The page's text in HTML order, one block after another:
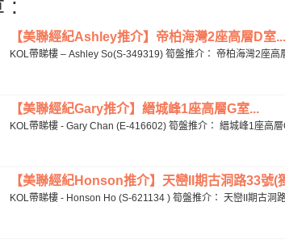
:
【美聯經紀Ashley推介】帝柏海灣2座高層D室...
KOL帶睇樓 – Ashley So(S-349319) 筍盤推介： 帝柏海灣2座高
【美聯經紀Gary推介】縉城峰1座高層G室...
KOL帶睇樓 - Gary Chan (E-416602) 筍盤推介： 縉城峰1座高
【美聯經紀Honson推介】天巒II期古洞路33號(
KOL帶睇樓 - Honson Ho (S-621134 ) 筍盤推介： 天巒II期古洞